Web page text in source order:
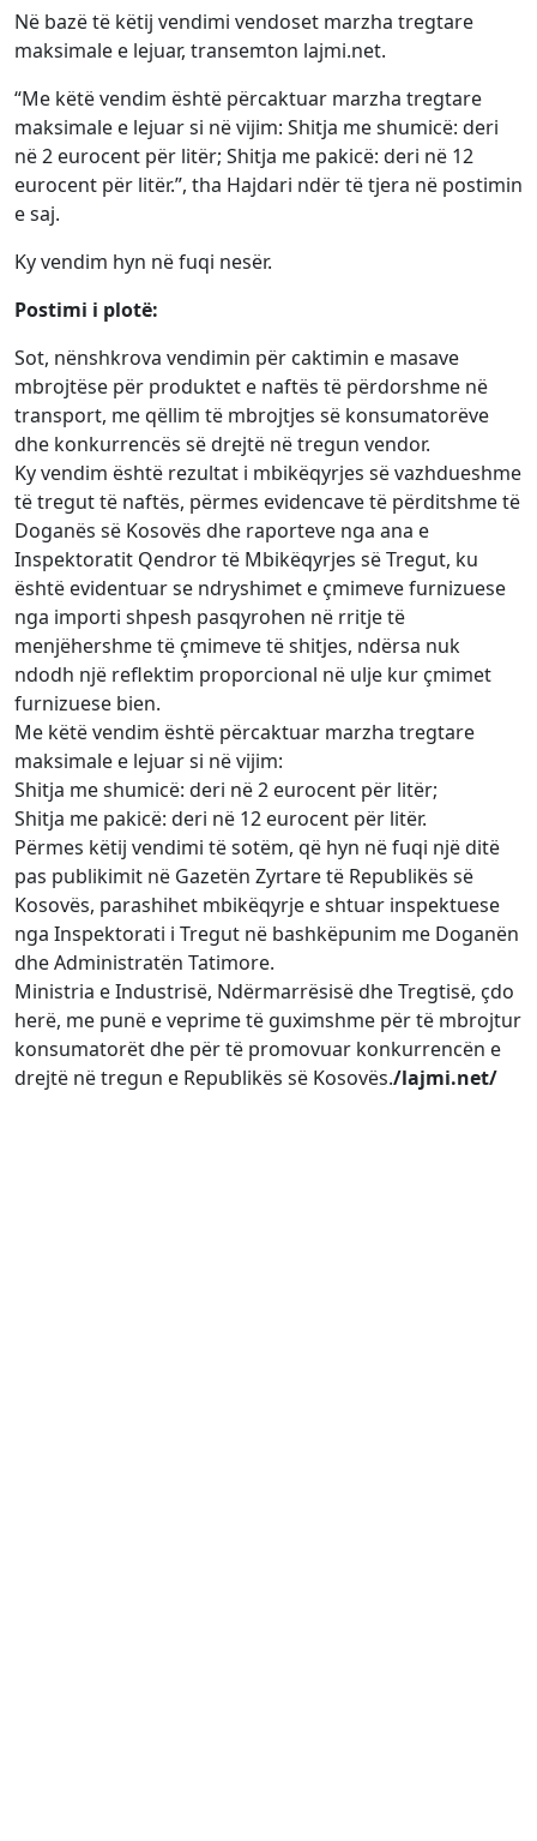
Në bazë të këtij vendimi vendoset marzha tregtare
maksimale e lejuar, transemton lajmi.net.
“Me këtë vendim është përcaktuar marzha tregtare
maksimale e lejuar si në vijim: Shitja me shumicë: deri
në 2 eurocent për litër; Shitja me pakicë: deri në 12
eurocent për litër.”, tha Hajdari ndër të tjera në postimin
e saj.
Ky vendim hyn në fuqi nesër.
Postimi i plotë:
Sot, nënshkrova vendimin për caktimin e masave
mbrojtëse për produktet e naftës të përdorshme në
transport, me qëllim të mbrojtjes së konsumatorëve
dhe konkurrencës së drejtë në tregun vendor.
Ky vendim është rezultat i mbikëqyrjes së vazhdueshme
të tregut të naftës, përmes evidencave të përditshme të
Doganës së Kosovës dhe raporteve nga ana e
Inspektoratit Qendror të Mbikëqyrjes së Tregut, ku
është evidentuar se ndryshimet e çmimeve furnizuese
nga importi shpesh pasqyrohen në rritje të
menjëhershme të çmimeve të shitjes, ndërsa nuk
ndodh një reflektim proporcional në ulje kur çmimet
furnizuese bien.
Me këtë vendim është përcaktuar marzha tregtare
maksimale e lejuar si në vijim:
Shitja me shumicë: deri në 2 eurocent për litër;
Shitja me pakicë: deri në 12 eurocent për litër.
Përmes këtij vendimi të sotëm, që hyn në fuqi një ditë
pas publikimit në Gazetën Zyrtare të Republikës së
Kosovës, parashihet mbikëqyrje e shtuar inspektuese
nga Inspektorati i Tregut në bashkëpunim me Doganën
dhe Administratën Tatimore.
Ministria e Industrisë, Ndërmarrësisë dhe Tregtisë, çdo
herë, me punë e veprime të guximshme për të mbrojtur
konsumatorët dhe për të promovuar konkurrencën e
drejtë në tregun e Republikës së Kosovës./lajmi.net/